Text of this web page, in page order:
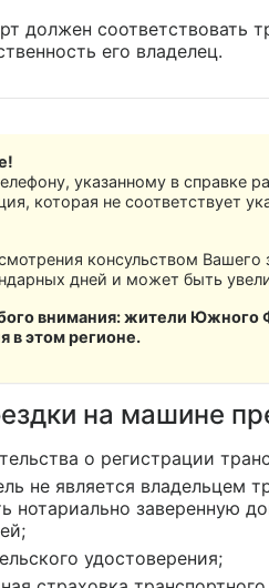
должен соответствовать
его владелец.
указанному в справке
которая не соответствует
консульством Вашего
дней и может быть
внимания: жители Южного
в этом регионе.
на машине
о регистрации
не является владельцем
нотариально заверенную
удостоверения;